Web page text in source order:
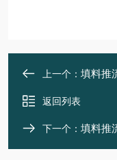
上一个： 填料推
返回列表
下一个： 填料推